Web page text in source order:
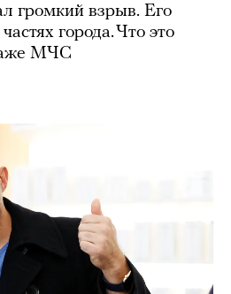
громкий взрыв. Его
города. Что это
МЧС